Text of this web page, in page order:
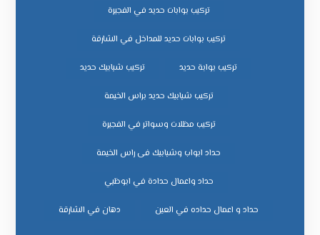
تركيب بوابات حديد في الفجيرة
تركيب بوابات حديد للمداخل في الشارقة
تركيب بوابة حديد تركيب شبابيك حديد
تركيب شبابيك حديد براس الخيمة
تركيب مظلات وسواتر في الفجيرة
حداد ابواب وشبابيك فى راس الخيمة
حداد واعمال حدادة في ابوظبي
حداد و اعمال حداده في العين دهان في الشارقة